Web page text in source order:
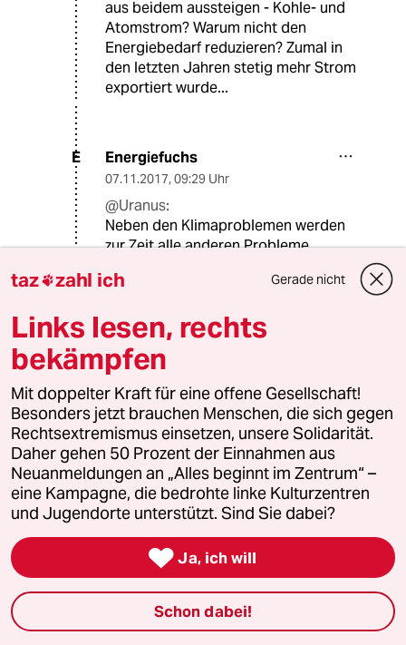
aus beidem aussteigen - Kohle- und
Atomstrom? Warum nicht den
Energiebedarf reduzieren? Zumal in
den letzten Jahren stetig mehr Strom
exportiert wurde...
E Energiefuchs
07.11.2017, 09:29 Uhr
@Uranus:
Neben den Klimaproblemen werden
zur Zeit alle anderen Probleme
an Ackerboden, Verlust an
4G 4932 (Profil gelöscht)
05.11.2017,01:11 Uhr
@Uranus:
Vollkommen richtig.
Bei einem GAU ist, sagen wir mal,
halb Deutschland nicht mehr so
angenehm bewohnbar. Man möchte
dann nichts mehr aus der Region
essen, keine Kinder mehr zeugen,
kein neues Haus mehr bauen ...
Herr Hellweg und seine vielen
Gesinnungsgenossen möchten aber
an sowas gar nicht denken. Sowas ist
taz zahl ich Gerade nicht
Links lesen, rechts
bekämpfen
Mit doppelter Kraft für eine offene Gesellschaft!
Besonders jetzt brauchen Menschen, die sich gegen
Rechtsextremismus einsetzen, unsere Solidarität.
Daher gehen 50 Prozent der Einnahmen aus
Neuanmeldungen an „Alles beginnt im Zentrum“ –
eine Kampagne, die bedrohte linke Kulturzentren
und Jugendorte unterstützt. Sind Sie dabei?
 Ja, ich will
Schon dabei!